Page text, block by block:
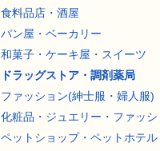
食料品店・酒屋
パン屋・ベーカリー
和菓子・ケーキ屋・スイーツ
ドラッグストア・調剤薬局
ファッション(紳士服・婦人服)
化粧品・ジュエリー・ファッシ
ペットショップ・ペットホテル